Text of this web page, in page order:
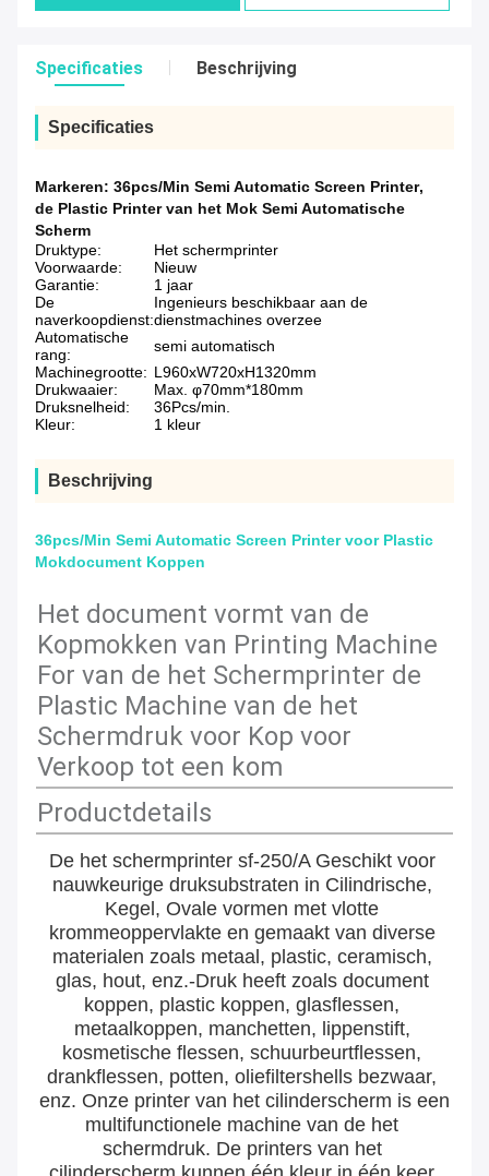
Specificaties Beschrijving
Specificaties
Markeren: 36pcs/Min Semi Automatic Screen Printer,
de Plastic Printer van het Mok Semi Automatische
Scherm
Druktype:
Het schermprinter
Voorwaarde:
Nieuw
Garantie:
1 jaar
De
naverkoopdienst:
Ingenieurs beschikbaar aan de
dienstmachines overzee
Automatische
rang:
semi automatisch
Machinegrootte: L960xW720xH1320mm
Drukwaaier:
Max. φ70mm*180mm
Druksnelheid:
36Pcs/min.
Kleur:
1 kleur
Beschrijving
36pcs/Min Semi Automatic Screen Printer voor Plastic
Mokdocument Koppen
Het document vormt van de
Kopmokken van Printing Machine
For van de het Schermprinter de
Plastic Machine van de het
Schermdruk voor Kop voor
Verkoop tot een kom
Productdetails
De het schermprinter sf-250/A Geschikt voor
nauwkeurige druksubstraten in Cilindrische,
Kegel, Ovale vormen met vlotte
krommeoppervlakte en gemaakt van diverse
materialen zoals metaal, plastic, ceramisch,
glas, hout, enz.-Druk heeft zoals document
koppen, plastic koppen, glasflessen,
metaalkoppen, manchetten, lippenstift,
kosmetische flessen, schuurbeurtflessen,
drankflessen, potten, oliefiltershells bezwaar,
enz. Onze printer van het cilinderscherm is een
multifunctionele machine van de het
schermdruk. De printers van het